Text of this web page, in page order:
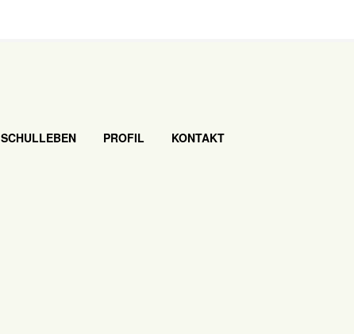
SCHULLEBEN PROFIL KONTAKT